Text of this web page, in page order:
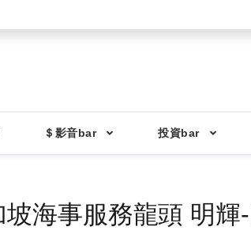
＄影音bar 投資bar
坡海事服務龍頭 明輝-